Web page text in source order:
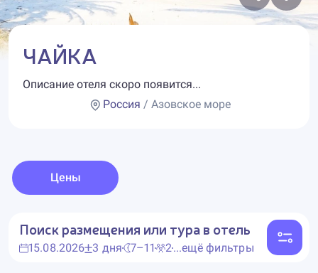
ЧАЙКА
Описание отеля скоро появится...
Россия / Азовское море
Цены
Поиск размещения или тура в отель
15.08.2026 3 дня 7–11 2...ещё фильтры